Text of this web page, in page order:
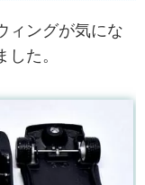
ィングが気にな
た。